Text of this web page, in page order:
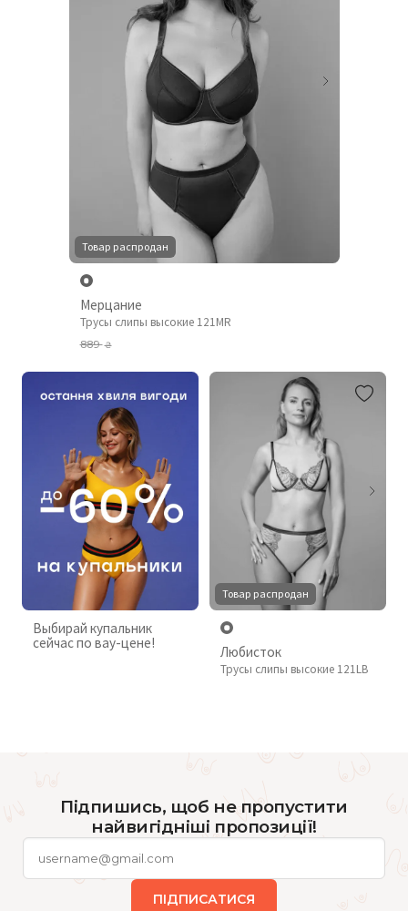
Товар распродан
Мерцание
Трусы слипы высокие 121MR
889₴
Выбирай купальник
сейчас по вау-цене!
Товар распродан
Любисток
Трусы слипы высокие 121LB
Підпишись, щоб не пропустити
найвигідніші пропозиції!
ПІДПИСАТИСЯ